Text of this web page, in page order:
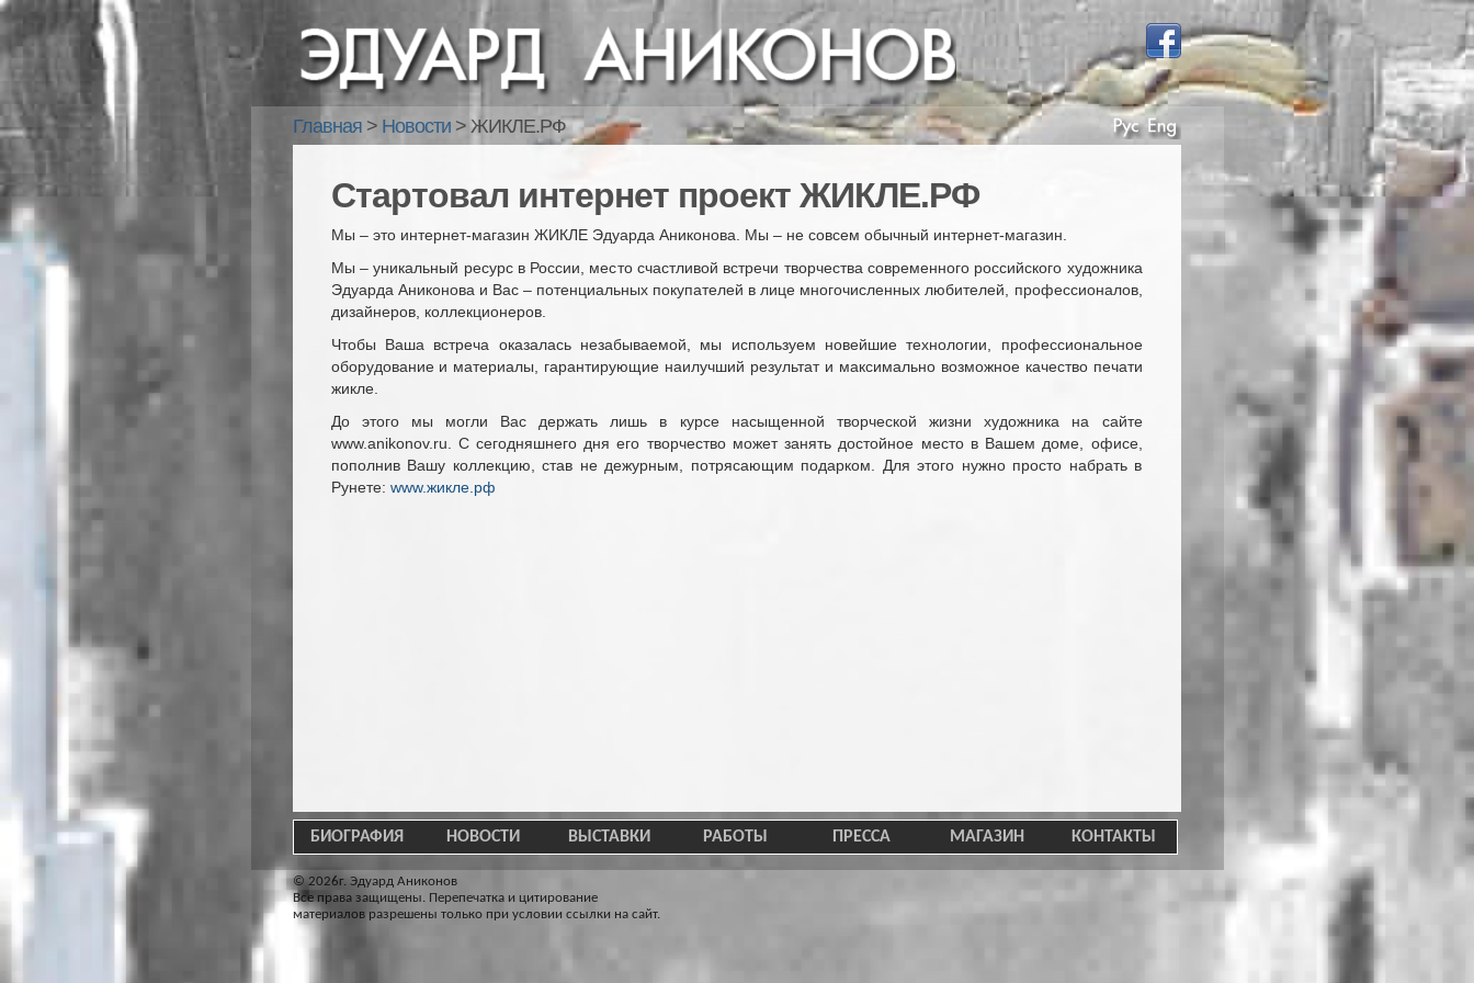
Главная> Новости> ЖИКЛЕ.РФ
Стартовал интернет проект ЖИКЛЕ.РФ
Мы – это интернет-магазин ЖИКЛЕ Эдуарда Аниконова. Мы – не совсем обычный интернет-магазин.
Мы – уникальный ресурс в России, место счастливой встречи творчества современного российского художника
Эдуарда Аниконова и Вас – потенциальных покупателей в лице многочисленных любителей, профессионалов,
дизайнеров, коллекционеров.
Чтобы Ваша встреча оказалась незабываемой, мы используем новейшие технологии, профессиональное
оборудование и материалы, гарантирующие наилучший результат и максимально возможное качество печати
жикле.
До этого мы могли Вас держать лишь в курсе насыщенной творческой жизни художника на сайте
www.anikonov.ru. С сегодняшнего дня его творчество может занять достойное место в Вашем доме, офисе,
пополнив Вашу коллекцию, став не дежурным, потрясающим подарком. Для этого нужно просто набрать в
Рунете: www.жикле.рф
БИОГРАФИЯ НОВОСТИ ВЫСТАВКИ РАБОТЫ ПРЕССА МАГАЗИН КОНТАКТЫ
© 2026г. Эдуард Аниконов
Все права защищены. Перепечатка и цитирование
материалов разрешены только при условии ссылки на сайт.